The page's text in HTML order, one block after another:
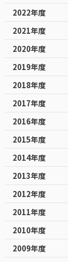
2022年度
2021年度
2020年度
2019年度
2018年度
2017年度
2016年度
2015年度
2014年度
2013年度
2012年度
2011年度
2010年度
2009年度